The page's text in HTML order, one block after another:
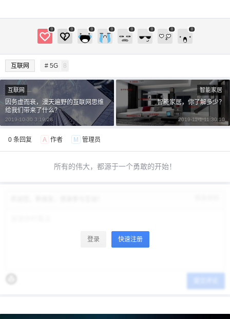
0 0 0 0 0 0 0 0
互联网 # 5G 8
互联网
因务虚而衰，漫天遍野的互联网思维
给我们带来了什么？
2019-10-30 3:19:28
智能家居
智能家居，你了解多少？
2019-11-1 11:30:10
0 条回复 A 作者 M 管理员
所有的伟大，都源于一个勇敢的开始！
登录 快速注册